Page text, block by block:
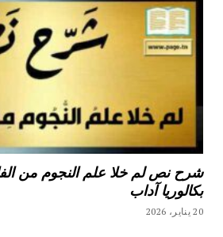
شرح نص لم خلا علم النجوم من
بكالوريا آداب
20 يناير، 2026